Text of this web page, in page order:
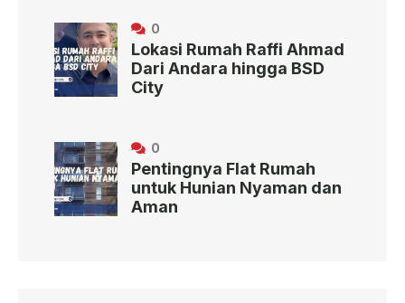
0
Lokasi Rumah Raffi Ahmad
Dari Andara hingga BSD
City
0
Pentingnya Flat Rumah
untuk Hunian Nyaman dan
Aman